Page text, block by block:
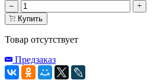
Купить
Товар отсутствует
Предзаказ